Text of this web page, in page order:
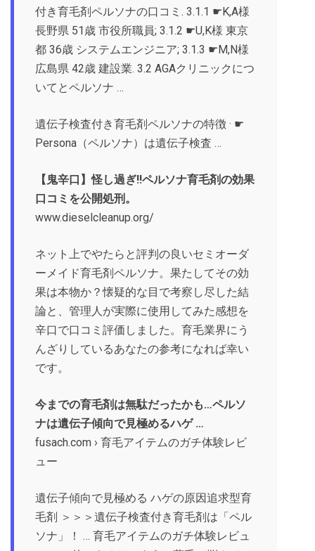
付き育毛剤ペルソナの口コミ. 3.1.1 ☛K,A様
長野県 51歳 市役所職員; 3.1.2 ☛U,K様 東京
都 36歳 システムエンジニア; 3.1.3 ☛M,N様
広島県 42歳 建設業. 3.2 AGAクリニックにつ
いてとペルソナ …
‎遺伝子検査付き育毛剤ペルソナの特徴 · ‎☛
Persona（ペルソナ）は遺伝子検査 …
【鬼辛口】怪し過ぎ!!ペルソナ育毛剤の効果
口コミを公開処刑。
www.dieselcleanup.org/
ネット上でやたらと評判の良いセミオーダ
ーメイド育毛剤ペルソナ。果たしてその効
果は本物か？懐疑的な目で考察し尽した結
論と、管理人が実際に使用してみた感想を
辛口で口コミ評価しました。育毛業界にう
んざりしているあなたの参考になれば幸い
です。
今までの育毛剤は無駄だったかも…ペルソ
ナは遺伝子傾向で見極めるハゲ …
fusach.com › 育毛アイテムのガチ体験レビ
ュー
遺伝子傾向で見極める ハゲの原因追求型育
毛剤 ＞＞＞遺伝子検査付き育毛剤は「ペル
ソナ」！ … 育毛アイテムのガチ体験レビュ